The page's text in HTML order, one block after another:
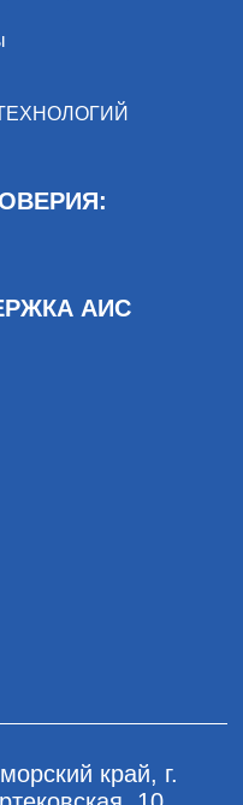
АИС
край, г.